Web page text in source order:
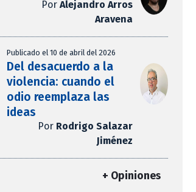
Por Alejandro Arros
Aravena
Publicado el 10 de abril del 2026
Del desacuerdo a la
violencia: cuando el
odio reemplaza las
ideas
Por Rodrigo Salazar
Jiménez
+ Opiniones